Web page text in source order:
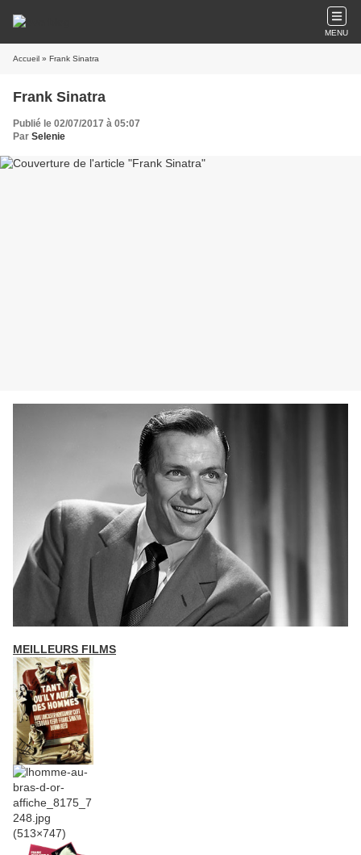
MENU
Accueil » Frank Sinatra
Frank Sinatra
Publié le 02/07/2017 à 05:07
Par Selenie
MEILLEURS FILMS